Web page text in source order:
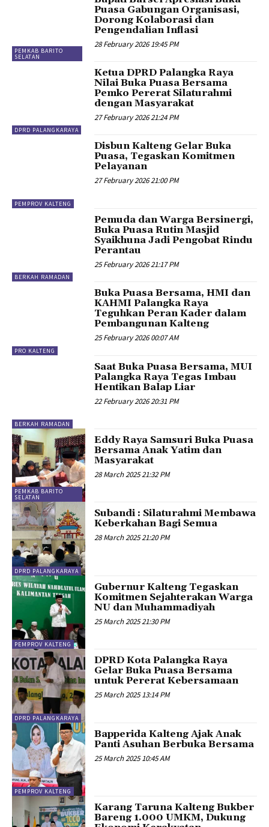
PEMKAB BARITO
SELATAN
Puasa Gabungan Organisasi,
Dorong Kolaborasi dan
Pengendalian Inflasi
28 February 2026 19:45 PM
DPRD PALANGKARAYA
Ketua DPRD Palangka Raya
Nilai Buka Puasa Bersama
Pemko Pererat Silaturahmi
dengan Masyarakat
27 February 2026 21:24 PM
PEMPROV KALTENG
Disbun Kalteng Gelar Buka
Puasa, Tegaskan Komitmen
Pelayanan
27 February 2026 21:00 PM
BERKAH RAMADAN
Pemuda dan Warga Bersinergi,
Buka Puasa Rutin Masjid
Syaikhuna Jadi Pengobat Rindu
Perantau
25 February 2026 21:17 PM
PRO KALTENG
Buka Puasa Bersama, HMI dan
KAHMI Palangka Raya
Teguhkan Peran Kader dalam
Pembangunan Kalteng
25 February 2026 00:07 AM
BERKAH RAMADAN
Saat Buka Puasa Bersama, MUI
Palangka Raya Tegas Imbau
Hentikan Balap Liar
22 February 2026 20:31 PM
PEMKAB BARITO
SELATAN
Eddy Raya Samsuri Buka Puasa
Bersama Anak Yatim dan
Masyarakat
28 March 2025 21:32 PM
DPRD PALANGKARAYA
Subandi : Silaturahmi Membawa
Keberkahan Bagi Semua
28 March 2025 21:20 PM
PEMPROV KALTENG
Gubernur Kalteng Tegaskan
Komitmen Sejahterakan Warga
NU dan Muhammadiyah
25 March 2025 21:30 PM
DPRD PALANGKARAYA
DPRD Kota Palangka Raya
Gelar Buka Puasa Bersama
untuk Pererat Kebersamaan
25 March 2025 13:14 PM
PEMPROV KALTENG
Bapperida Kalteng Ajak Anak
Panti Asuhan Berbuka Bersama
25 March 2025 10:45 AM
Karang Taruna Kalteng Bukber
Bareng 1.000 UMKM, Dukung